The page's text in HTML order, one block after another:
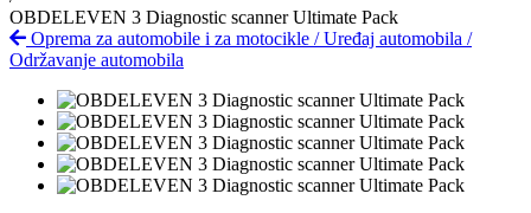
OBDELEVEN 3 Diagnostic scanner Ultimate Pack
Oprema za automobile i za motocikle /Uređaj automobila /
Održavanje automobila